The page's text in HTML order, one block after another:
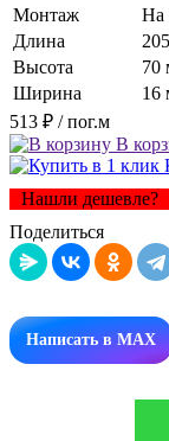
Монтаж
На
Длина
Высота
70
Ширина
16
513 ₽ / пог.м
В
Нашли дешевле?
Поделиться
Написать в MAX